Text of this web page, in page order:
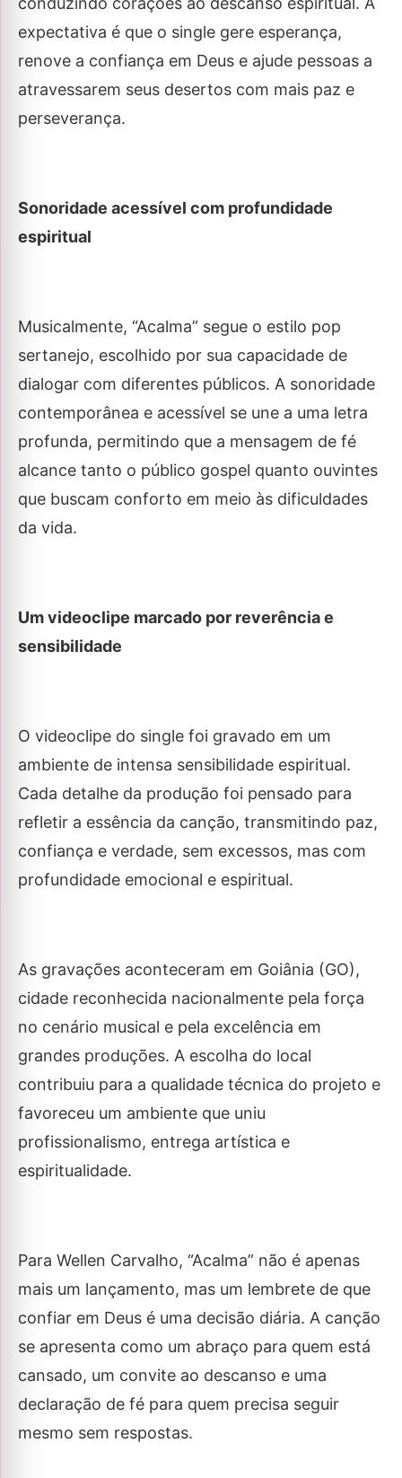
expectativa é que o single gere esperança,
renove a confiança em Deus e ajude pessoas a
atravessarem seus desertos com mais paz e
perseverança.
Sonoridade acessível com profundidade
espiritual
Musicalmente, “Acalma” segue o estilo pop
sertanejo, escolhido por sua capacidade de
dialogar com diferentes públicos. A sonoridade
contemporânea e acessível se une a uma letra
profunda, permitindo que a mensagem de fé
alcance tanto o público gospel quanto ouvintes
que buscam conforto em meio às dificuldades
da vida.
Um videoclipe marcado por reverência e
sensibilidade
O videoclipe do single foi gravado em um
ambiente de intensa sensibilidade espiritual.
Cada detalhe da produção foi pensado para
refletir a essência da canção, transmitindo paz,
confiança e verdade, sem excessos, mas com
profundidade emocional e espiritual.
As gravações aconteceram em Goiânia (GO),
cidade reconhecida nacionalmente pela força
no cenário musical e pela excelência em
grandes produções. A escolha do local
contribuiu para a qualidade técnica do projeto e
favoreceu um ambiente que uniu
profissionalismo, entrega artística e
espiritualidade.
Para Wellen Carvalho, “Acalma” não é apenas
mais um lançamento, mas um lembrete de que
confiar em Deus é uma decisão diária. A canção
se apresenta como um abraço para quem está
cansado, um convite ao descanso e uma
declaração de fé para quem precisa seguir
mesmo sem respostas.